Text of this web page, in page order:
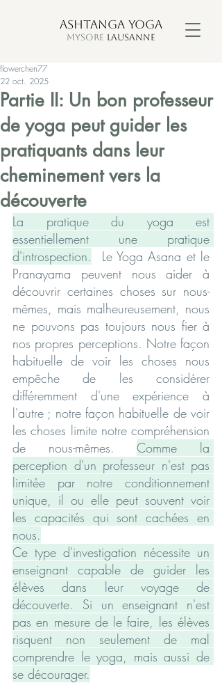
ASHTANGA YOGA
MYSORE LAUSANNE
Partie II: Un bon professeur
de yoga peut guider les
pratiquants dans leur
cheminement vers la
découverte
flowerchen77
22 oct. 2025
La pratique du yoga est
essentiellement une pratique
d'introspection. Le Yoga Asana et le
Pranayama peuvent nous aider à
découvrir certaines choses sur nous-
mêmes, mais malheureusement, nous
ne pouvons pas toujours nous fier à
nos propres perceptions. Notre façon
habituelle de voir les choses nous
empêche de les considérer
différemment d'une expérience à
l'autre ; notre façon habituelle de voir
les choses limite notre compréhension
de nous-mêmes. Comme la
perception d'un professeur n'est pas
limitée par notre conditionnement
unique, il ou elle peut souvent voir
les capacités qui sont cachées en
nous.
Ce type d'investigation nécessite un
enseignant capable de guider les
élèves dans leur voyage de
découverte. Si un enseignant n'est
pas en mesure de le faire, les élèves
risquent non seulement de mal
comprendre le yoga, mais aussi de
se décourager.